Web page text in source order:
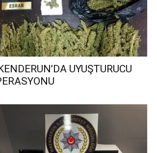
UYUŞTURUCU